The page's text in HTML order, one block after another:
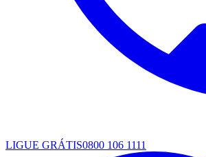
LIGUE GRÁTIS0800 106 1111